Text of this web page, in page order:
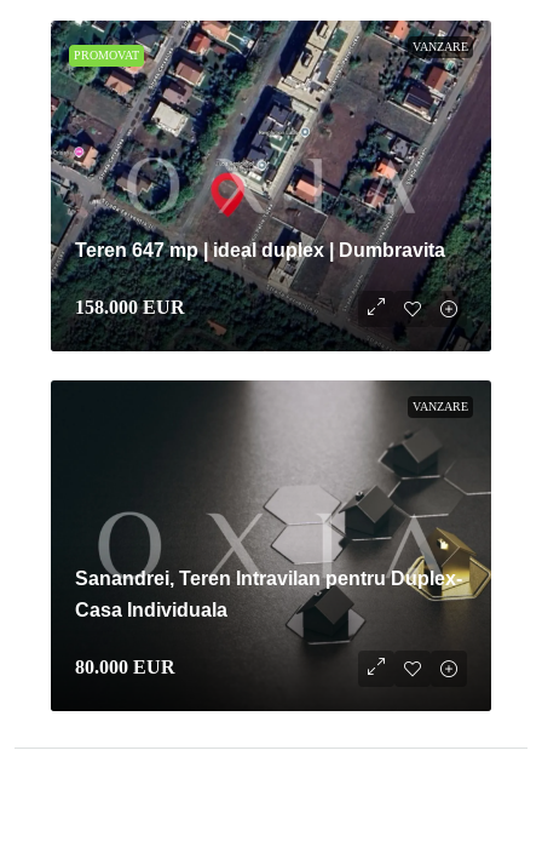
PROMOVAT
VANZARE
Teren 647 mp | ideal duplex | Dumbravita
158.000 EUR
VANZARE
Sanandrei, Teren Intravilan pentru Duplex-
Casa Individuala
80.000 EUR